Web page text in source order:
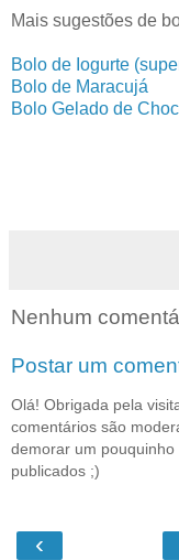
Mais sugestões de
Bolo de Iogurte
Bolo de Maracujá
Bolo Gelado de
Nenhum
Postar um
Olá! Obrigada pela
comentários são
demorar um pouquinho
publicados ;)
‹